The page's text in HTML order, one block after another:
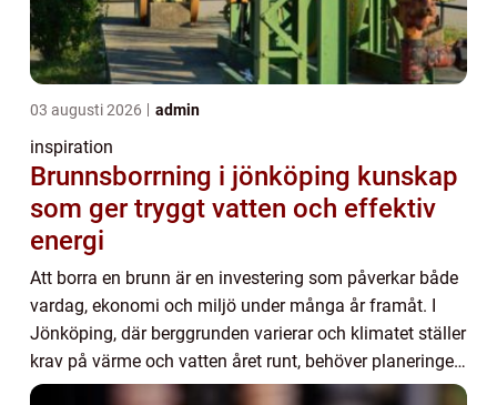
03 augusti 2026 admin
inspiration
Brunnsborrning i jönköping kunskap
som ger tryggt vatten och effektiv
energi
Att borra en brunn är en investering som påverkar både
vardag, ekonomi och miljö under många år framåt. I
Jönköping, där berggrunden varierar och klimatet ställer
krav på värme och vatten året runt, behöver planeringen
vara genomtänkt. Med rätt utför...